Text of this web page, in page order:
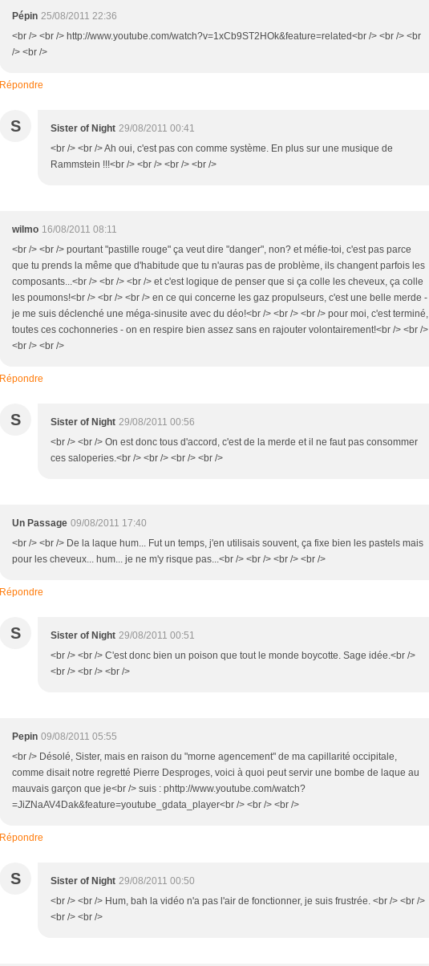
Pépin 25/08/2011 22:36
<br /> <br /> http://www.youtube.com/watch?v=1xCb9ST2HOk&feature=related<br /> <br /> <br
/> <br />
Répondre
S Sister of Night 29/08/2011 00:41
<br /> <br /> Ah oui, c'est pas con comme système. En plus sur une musique de
Rammstein !!!<br /> <br /> <br /> <br />
wilmo 16/08/2011 08:11
<br /> <br /> pourtant "pastille rouge" ça veut dire "danger", non? et méfie-toi, c'est pas parce
que tu prends la même que d'habitude que tu n'auras pas de problème, ils changent parfois les
composants...<br /> <br /> <br /> et c'est logique de penser que si ça colle les cheveux, ça colle
les poumons!<br /> <br /> <br /> en ce qui concerne les gaz propulseurs, c'est une belle merde -
je me suis déclenché une méga-sinusite avec du déo!<br /> <br /> <br /> pour moi, c'est terminé,
toutes ces cochonneries - on en respire bien assez sans en rajouter volontairement!<br /> <br />
<br /> <br />
Répondre
S Sister of Night 29/08/2011 00:56
<br /> <br /> On est donc tous d'accord, c'est de la merde et il ne faut pas consommer
ces saloperies.<br /> <br /> <br /> <br />
Un Passage 09/08/2011 17:40
<br /> <br /> De la laque hum... Fut un temps, j'en utilisais souvent, ça fixe bien les pastels mais
pour les cheveux... hum... je ne m'y risque pas...<br /> <br /> <br /> <br />
Répondre
S Sister of Night 29/08/2011 00:51
<br /> <br /> C'est donc bien un poison que tout le monde boycotte. Sage idée.<br />
<br /> <br /> <br />
Pepin 09/08/2011 05:55
<br /> Désolé, Sister, mais en raison du "morne agencement" de ma capillarité occipitale,
comme disait notre regretté Pierre Desproges, voici à quoi peut servir une bombe de laque au
mauvais garçon que je<br /> suis : phttp://www.youtube.com/watch?
=JiZNaAV4Dak&feature=youtube_gdata_player<br /> <br /> <br />
Répondre
S Sister of Night 29/08/2011 00:50
<br /> <br /> Hum, bah la vidéo n'a pas l'air de fonctionner, je suis frustrée. <br /> <br />
<br /> <br />